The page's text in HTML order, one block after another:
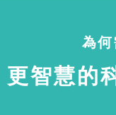
為
更智慧的